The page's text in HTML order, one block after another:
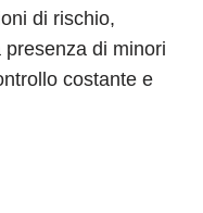
di rischio,
di minori
costante e